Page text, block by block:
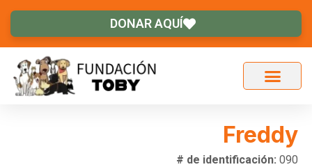
DONAR AQUÍ
Freddy
# de identificación: 090